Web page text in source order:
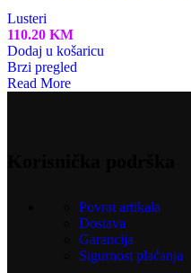
Lusteri
110.20 KM
Dodaj u košaricu
Brzi pregled
Read More
Povrat artikala
Dostava
Garancija
Sigurnost plaćanja